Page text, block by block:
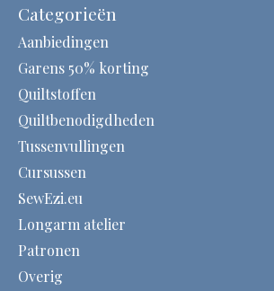
Categorieën
Aanbiedingen
Garens 50% korting
Quiltstoffen
Quiltbenodigdheden
Tussenvullingen
Cursussen
SewEzi.eu
Longarm atelier
Patronen
Overig